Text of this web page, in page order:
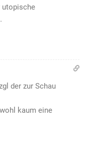
utopische
der zur Schau
kaum eine